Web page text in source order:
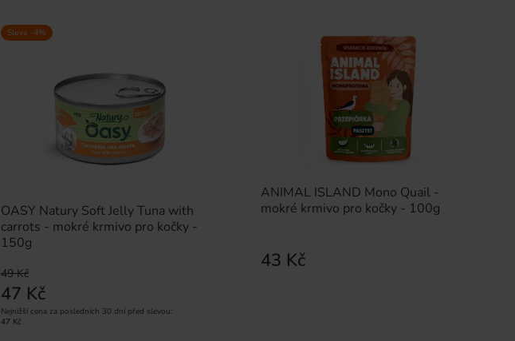
OASY Natury Soft Jelly Tuna with
carrots - mokré krmivo pro kočky -
150g
49 Kč
47 Kč
Nejnižší cena za posledních 30 dní před slevou:
47 Kč
Sleva -4%
ANIMAL ISLAND Mono Quail -
mokré krmivo pro kočky - 100g
43 Kč